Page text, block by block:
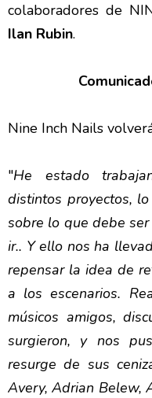
colaboradores de
Ilan Rubin.
Nine Inch Nails
"He estado
distintos proyectos,
sobre lo que debe
ir.. Y ello nos ha
repensar la idea de
a los escenarios.
músicos amigos,
surgieron, y nos
resurge de sus
Avery, Adrian Belew,